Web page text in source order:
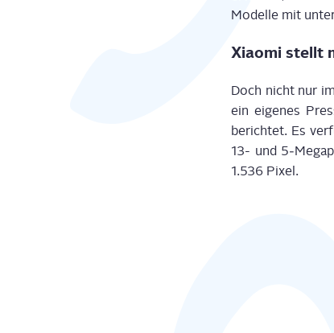
Model­le mit
Xiao­mi stellt
Doch nicht nur
ein eige­nes
berich­tet. Es
13- und
1.536 Pixel.